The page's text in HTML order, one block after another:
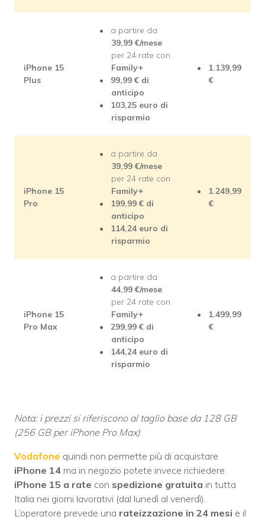
iPhone 15
Plus
a partire da
39,99 €/mese
per 24 rate con
Family+
99,99 € di
anticipo
103,25 euro di
risparmio
1.139,99
€
iPhone 15
Pro
a partire da
39,99 €/mese
per 24 rate con
Family+
199,99 € di
anticipo
114,24 euro di
risparmio
1.249,99
€
iPhone 15
Pro Max
a partire da
44,99 €/mese
per 24 rate con
Family+
299,99 € di
anticipo
144,24 euro di
risparmio
1.499,99
€
Nota: i prezzi si riferiscono al taglio base da 128 GB
(256 GB per iPhone Pro Max)
Vodafone quindi non permette più di acquistare
iPhone 14 ma in negozio potete invece richiedere
iPhone 15 a rate con spedizione gratuita in tutta
Italia nei giorni lavorativi (dal lunedì al venerdì).
L’operatore prevede una rateizzazione in 24 mesi e il